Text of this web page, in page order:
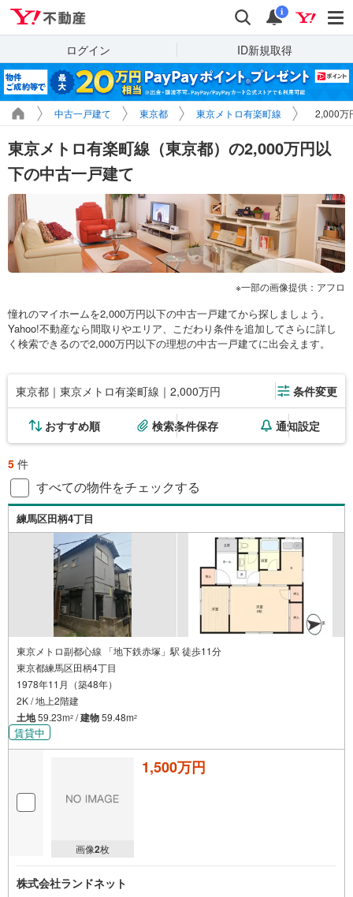
検索 通知
i
ログイン ID新規取得
中古一戸建て 東京都 東京メトロ有楽町線 2,000万
東京メトロ有楽町線（東京都）の2,000万円以
下の中古一戸建て
一部の画像提供：アフロ
憧れのマイホームを2,000万円以下の中古一戸建てから探しましょう。
Yahoo!不動産なら間取りやエリア、こだわり条件を追加してさらに詳し
く検索できるので2,000万円以下の理想の中古一戸建てに出会えます。
東京都｜東京メトロ有楽町線｜2,000万円 条件変更
おすすめ順 検索条件保存 通知設定
5 件
すべての物件をチェックする
練馬区田柄4丁目
東京メトロ副都心線 「地下鉄赤塚」駅 徒歩11分
東京都練馬区田柄4丁目
1978年11月（築48年）
2K / 地上2階建
土地59.23m2 /建物59.48m2
賃貸中
画像2枚
1,500万円
株式会社ランドネット